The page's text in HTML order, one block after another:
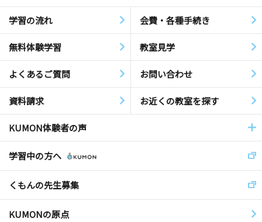
学習の流れ 会費・各種手続き
無料体験学習 教室見学
よくあるご質問 お問い合わせ
資料請求 お近くの教室を探す
KUMON体験者の声
学習中の方へ
くもんの先生募集
KUMONの原点